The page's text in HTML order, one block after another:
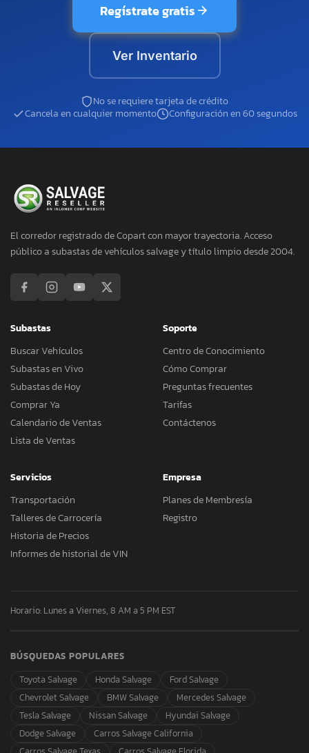
Regístrate gratis
Ver Inventario
No se requiere tarjeta de crédito
Cancela en cualquier momento
Configuración en 60 segundos
El corredor registrado de Copart con mayor trayectoria. Acceso
público a subastas de vehículos salvage y título limpio desde 2004.
Subastas
Buscar Vehículos
Subastas en Vivo
Subastas de Hoy
Comprar Ya
Calendario de Ventas
Lista de Ventas
Soporte
Centro de Conocimiento
Cómo Comprar
Preguntas frecuentes
Tarifas
Contáctenos
Servicios
Transportación
Talleres de Carrocería
Historia de Precios
Informes de historial de VIN
Empresa
Planes de Membresía
Registro
Horario: Lunes a Viernes, 8 AM a 5 PM EST
BÚSQUEDAS POPULARES
Toyota Salvage
Honda Salvage
Ford Salvage
Chevrolet Salvage
BMW Salvage
Mercedes Salvage
Tesla Salvage
Nissan Salvage
Hyundai Salvage
Dodge Salvage
Carros Salvage California